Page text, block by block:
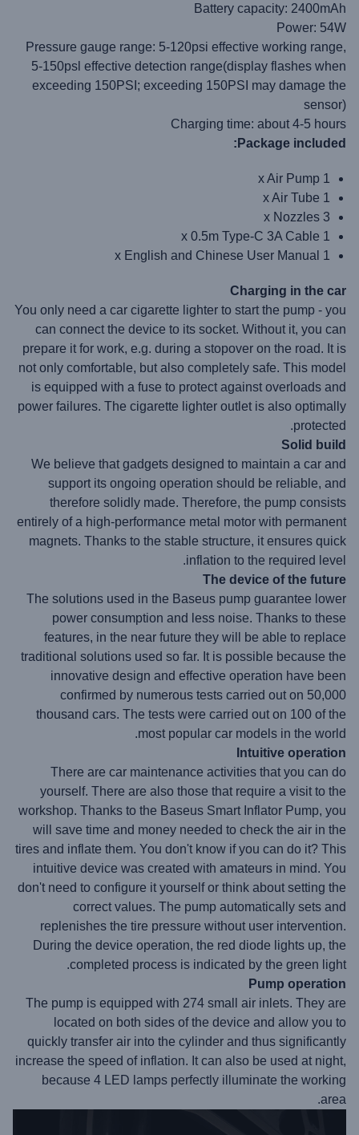
Battery capacity: 2400mAh
Power: 54W
Pressure gauge range: 5-120psi effective working range,
5-150psl effective detection range(display flashes when
exceeding 150PSI; exceeding 150PSI may damage the
sensor)
Charging time: about 4-5 hours
Package included:
1 x Air Pump
1 x Air Tube
3 x Nozzles
1 x 0.5m Type-C 3A Cable
1 x English and Chinese User Manual
Charging in the car
You only need a car cigarette lighter to start the pump - you
can connect the device to its socket. Without it, you can
prepare it for work, e.g. during a stopover on the road. It is
not only comfortable, but also completely safe. This model
is equipped with a fuse to protect against overloads and
power failures. The cigarette lighter outlet is also optimally
protected.
Solid build
We believe that gadgets designed to maintain a car and
support its ongoing operation should be reliable, and
therefore solidly made. Therefore, the pump consists
entirely of a high-performance metal motor with permanent
magnets. Thanks to the stable structure, it ensures quick
inflation to the required level.
The device of the future
The solutions used in the Baseus pump guarantee lower
power consumption and less noise. Thanks to these
features, in the near future they will be able to replace
traditional solutions used so far. It is possible because the
innovative design and effective operation have been
confirmed by numerous tests carried out on 50,000
thousand cars. The tests were carried out on 100 of the
most popular car models in the world.
Intuitive operation
There are car maintenance activities that you can do
yourself. There are also those that require a visit to the
workshop. Thanks to the Baseus Smart Inflator Pump, you
will save time and money needed to check the air in the
tires and inflate them. You don't know if you can do it? This
intuitive device was created with amateurs in mind. You
don't need to configure it yourself or think about setting the
correct values. The pump automatically sets and
replenishes the tire pressure without user intervention.
During the device operation, the red diode lights up, the
completed process is indicated by the green light.
Pump operation
The pump is equipped with 274 small air inlets. They are
located on both sides of the device and allow you to
quickly transfer air into the cylinder and thus significantly
increase the speed of inflation. It can also be used at night,
because 4 LED lamps perfectly illuminate the working
area.